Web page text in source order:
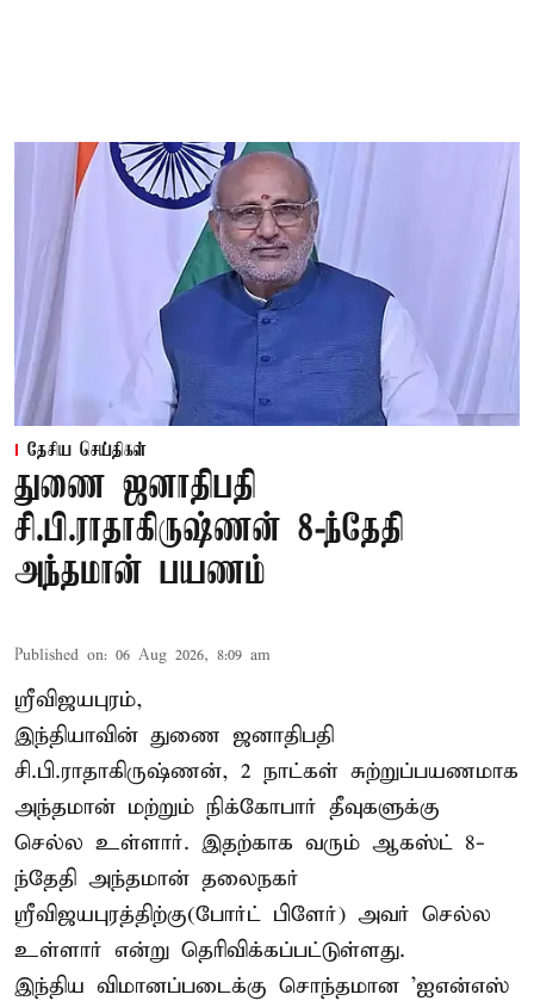
தேசிய செய்திகள்
துணை ஜனாதிபதி
சி.பி.ராதாகிருஷ்ணன் 8-ந்தேதி
அந்தமான் பயணம்
Published on: 06 Aug 2026, 8:09 am
ஸ்ரீவிஜயபுரம்,
இந்தியாவின் துணை ஜனாதிபதி
சி.பி.ராதாகிருஷ்ணன், 2 நாட்கள் சுற்றுப்பயணமாக
அந்தமான் மற்றும் நிக்கோபார் தீவுகளுக்கு
செல்ல உள்ளார். இதற்காக வரும் ஆகஸ்ட் 8-
ந்தேதி அந்தமான் தலைநகர்
ஸ்ரீவிஜயபுரத்திற்கு(போர்ட் பிளேர்) அவர் செல்ல
உள்ளார் என்று தெரிவிக்கப்பட்டுள்ளது.
இந்திய விமானப்படைக்கு சொந்தமான 'ஐஎன்எஸ்